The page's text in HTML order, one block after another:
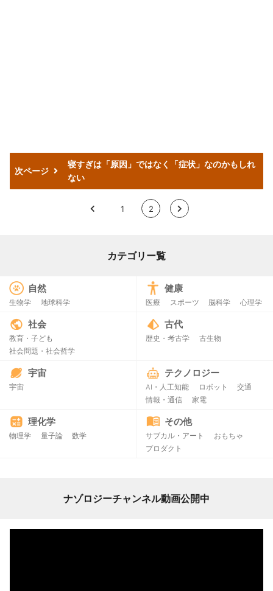
次ページ
寝すぎは「原因」ではなく「症状」なのかもしれ
ない
< 1 2 >
カテゴリー覧
自然
生物学 地球科学
健康
医療 スポーツ 脳科学 心理学
社会
教育・子ども
社会問題・社会哲学
古代
歴史・考古学 古生物
宇宙
宇宙
テクノロジー
AI・人工知能 ロボット
交通
情報・通信
家電
理化学
物理学 量子論 数学
その他
サブカル・アート
おもちゃ
プロダクト
ナゾロジーチャンネル動画公開中